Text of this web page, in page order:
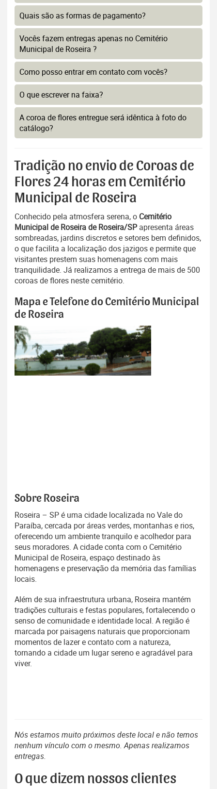
Quais são as formas de pagamento?
Vocês fazem entregas apenas no Cemitério
Municipal de Roseira ?
Como posso entrar em contato com vocês?
O que escrever na faixa?
A coroa de flores entregue será idêntica à foto do
catálogo?
Tradição no envio de Coroas de
Flores 24 horas em Cemitério
Municipal de Roseira
Conhecido pela atmosfera serena, o Cemitério
Municipal de Roseira de Roseira/SPapresenta áreas
sombreadas, jardins discretos e setores bem definidos,
o que facilita a localização dos jazigos e permite que
visitantes prestem suas homenagens com mais
tranquilidade. Já realizamos a entrega de mais de 500
coroas de flores neste cemitério.
Mapa e Telefone do Cemitério Municipal
de Roseira
Sobre Roseira
Roseira – SP é uma cidade localizada no Vale do
Paraíba, cercada por áreas verdes, montanhas e rios,
oferecendo um ambiente tranquilo e acolhedor para
seus moradores. A cidade conta com o Cemitério
Municipal de Roseira, espaço destinado às
homenagens e preservação da memória das famílias
locais.
Além de sua infraestrutura urbana, Roseira mantém
tradições culturais e festas populares, fortalecendo o
senso de comunidade e identidade local. A região é
marcada por paisagens naturais que proporcionam
momentos de lazer e contato com a natureza,
tornando a cidade um lugar sereno e agradável para
viver.
Nós estamos muito próximos deste local e não temos
nenhum vínculo com o mesmo. Apenas realizamos
entregas.
O que dizem nossos clientes